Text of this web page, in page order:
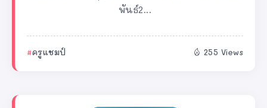
พันธ์2...
ครูแชมป์ 255 Views